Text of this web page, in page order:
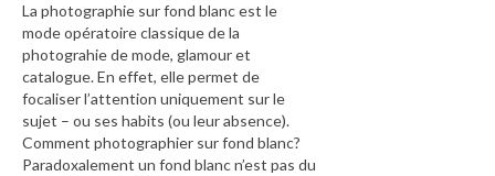
La photographie sur fond blanc est le
mode opératoire classique de la
photograhie de mode, glamour et
catalogue. En effet, elle permet de
focaliser l’attention uniquement sur le
sujet – ou ses habits (ou leur absence).
Comment photographier sur fond blanc?
Paradoxalement un fond blanc n’est pas du